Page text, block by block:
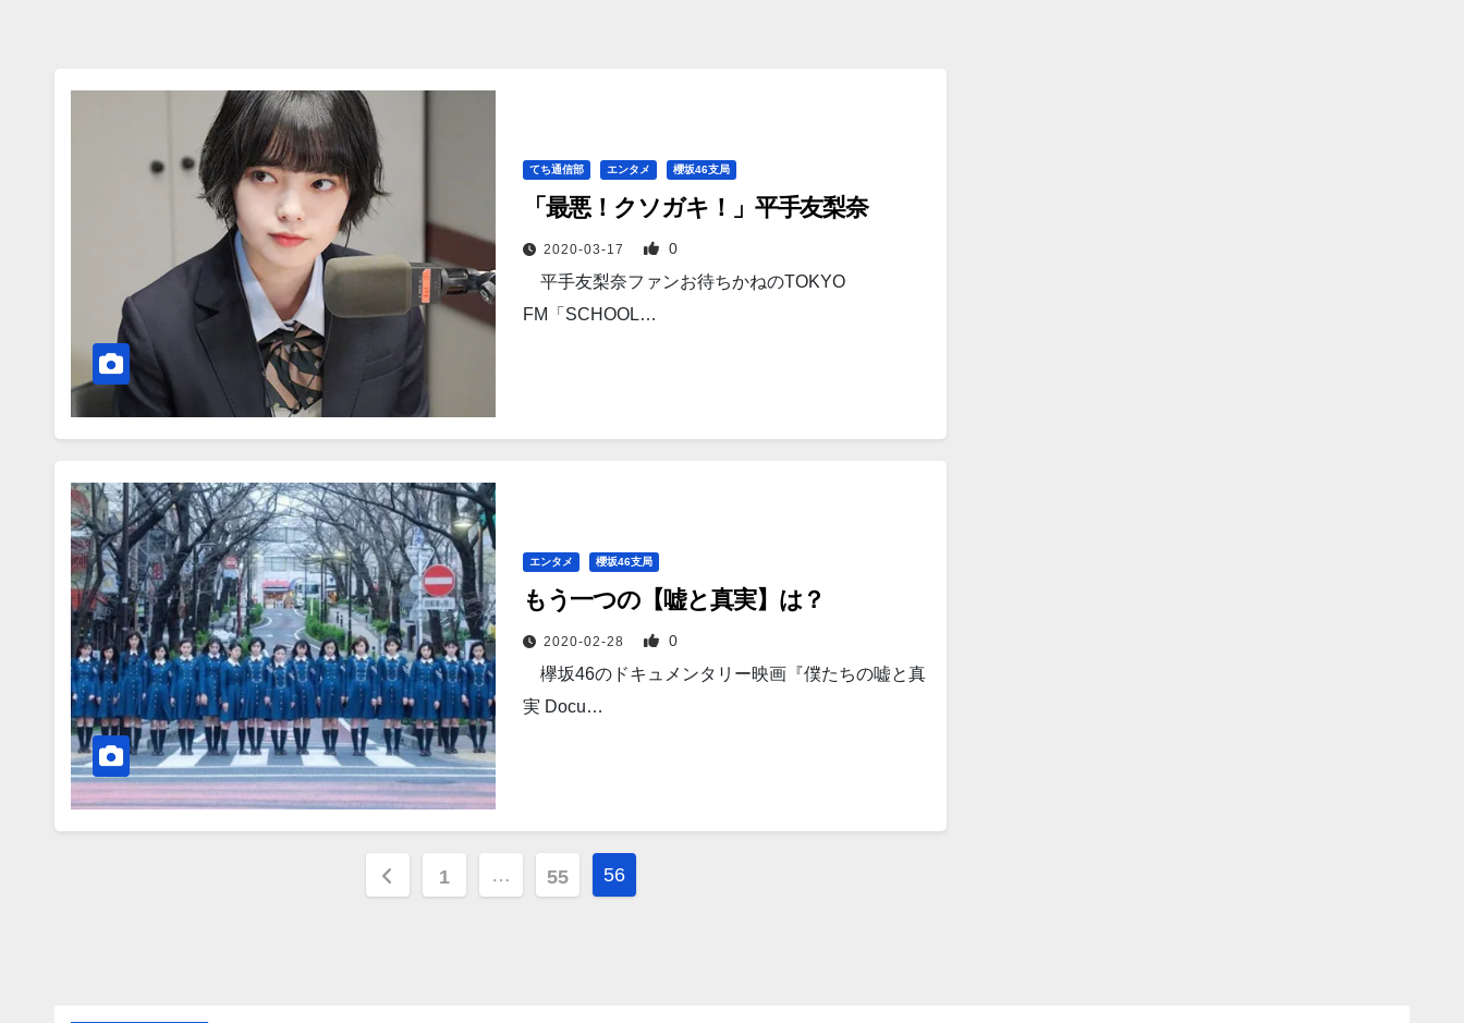
てち通信部 エンタメ 櫻坂46支局
「最悪！クソガキ！」平手友梨奈
2020-03-17 0
平手友梨奈ファンお待ちかねのTOKYO
FM「SCHOOL…
エンタメ 櫻坂46支局
もう一つの【嘘と真実】は？
2020-02-28 0
欅坂46のドキュメンタリー映画『僕たちの嘘と真
実 Docu…
投
1 … 55 56